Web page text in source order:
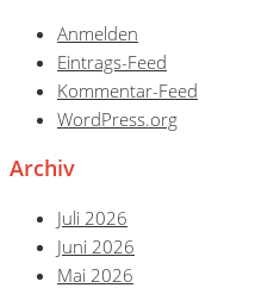
Anmelden
Eintrags-Feed
Kommentar-Feed
WordPress.org
Archiv
Juli 2026
Juni 2026
Mai 2026